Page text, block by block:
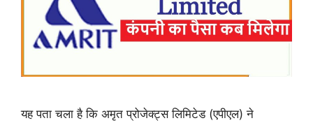
यह पता चला है कि अमृत प्रोजेक्ट्स लिमिटेड (एपीएल) ने